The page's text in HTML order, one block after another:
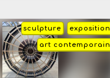
exposition
sculpture
art contemporain